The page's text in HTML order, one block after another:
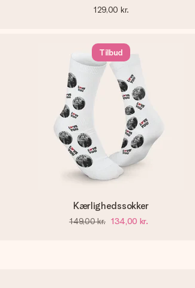
129,00 kr.
Tilbud
Kærlighedssokker
149,00 kr. 134,00 kr.